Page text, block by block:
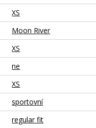
XS
Moon River
XS
ne
XS
sportovní
regular fit